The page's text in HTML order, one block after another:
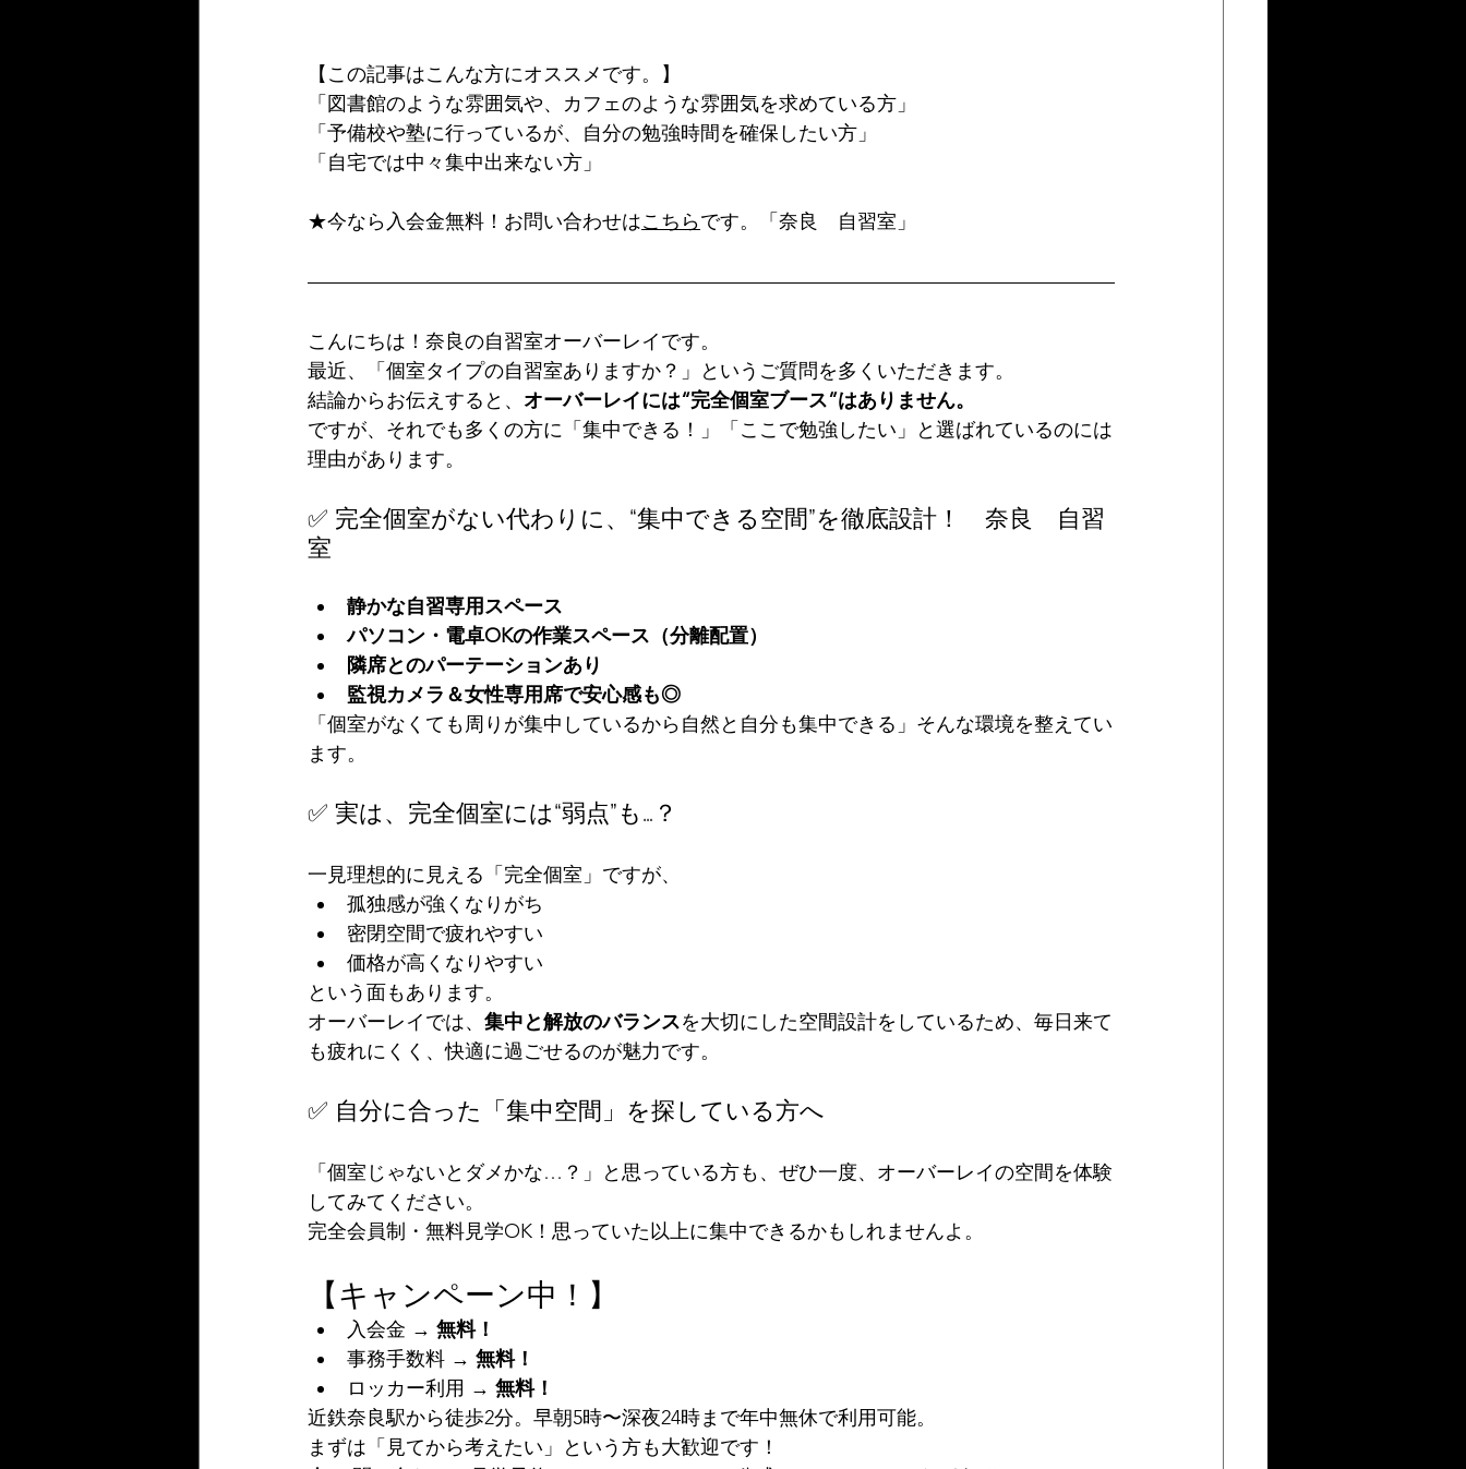
【この記事はこんな方にオススメです。】
「図書館のような雰囲気や、カフェのような雰囲気を求めている方」
「予備校や塾に行っているが、自分の勉強時間を確保したい方」
「自宅では中々集中出来ない方」
★今なら入会金無料！お問い合わせはこちらです。「奈良　自習室」
こんにちは！奈良の自習室オーバーレイです。
最近、「個室タイプの自習室ありますか？」というご質問を多くいただきます。
結論からお伝えすると、 オーバーレイには“完全個室ブース”はありません。
ですが、それでも多くの方に「集中できる！」「ここで勉強したい」と選ばれているのには
理由があります。
✅ 完全個室がない代わりに、“集中できる空間”を徹底設計！　奈良　自習
室
静かな自習専用スペース
パソコン・電卓OKの作業スペース（分離配置）
隣席とのパーテーションあり
監視カメラ＆女性専用席で安心感も◎
「個室がなくても周りが集中しているから自然と自分も集中できる」そんな環境を整えてい
ます。
✅ 実は、完全個室には“弱点”も…？
一見理想的に見える「完全個室」ですが、
孤独感が強くなりがち
密閉空間で疲れやすい
価格が高くなりやすい
という面もあります。
オーバーレイでは、 集中と解放のバランスを大切にした空間設計をしているため、毎日来て
も疲れにくく、快適に過ごせるのが魅力です。
✅ 自分に合った「集中空間」を探している方へ
「個室じゃないとダメかな…？」と思っている方も、ぜひ一度、オーバーレイの空間を体験
してみてください。
完全会員制・無料見学OK！思っていた以上に集中できるかもしれませんよ。
【キャンペーン中！】
入会金 → 無料！
事務手数料 → 無料！
ロッカー利用 → 無料！
近鉄奈良駅から徒歩2分。早朝5時〜深夜24時まで年中無休で利用可能。
まずは「見てから考えたい」という方も大歓迎です！